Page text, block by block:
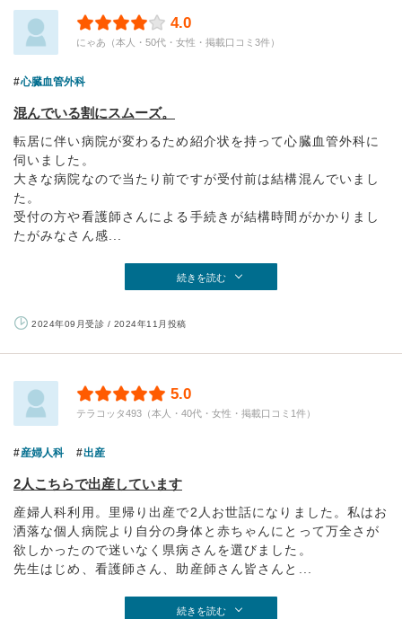
4.0
にゃあ（本人・50代・女性・掲載口コミ3件）
心臓血管外科
混んでいる割にスムーズ。
転居に伴い病院が変わるため紹介状を持って心臓血管外科に
伺いました。
大きな病院なので当たり前ですが受付前は結構混んでいまし
た。
受付の方や看護師さんによる手続きが結構時間がかかりまし
たがみなさん感...
続きを読む
2024年09月受診 / 2024年11月投稿
5.0
テラコッタ493（本人・40代・女性・掲載口コミ1件）
産婦人科 出産
2人こちらで出産しています
産婦人科利用。里帰り出産で2人お世話になりました。私はお
洒落な個人病院より自分の身体と赤ちゃんにとって万全さが
欲しかったので迷いなく県病さんを選びました。
先生はじめ、看護師さん、助産師さん皆さんと...
続きを読む